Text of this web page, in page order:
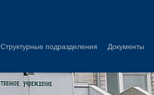
Структурные подразделения Документы